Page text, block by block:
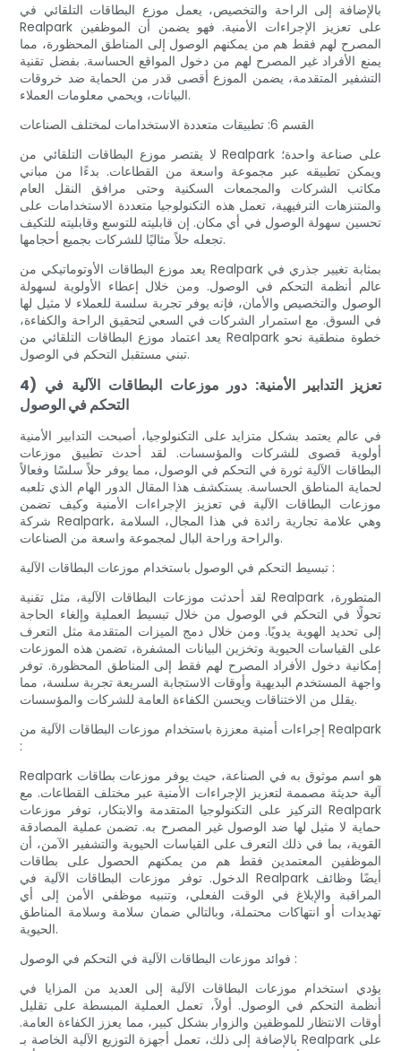
بالإضافة إلى الراحة والتخصيص، يعمل موزع البطاقات التلقائي في
Realpark على تعزيز الإجراءات الأمنية. فهو يضمن أن الموظفين
المصرح لهم فقط هم من يمكنهم الوصول إلى المناطق المحظورة، مما
يمنع الأفراد غير المصرح لهم من دخول المواقع الحساسة. بفضل تقنية
التشفير المتقدمة، يضمن الموزع أقصى قدر من الحماية ضد خروقات
البيانات، ويحمي معلومات العملاء.
القسم 6: تطبيقات متعددة الاستخدامات لمختلف الصناعات
لا يقتصر موزع البطاقات التلقائي من Realpark على صناعة واحدة؛
ويمكن تطبيقه عبر مجموعة واسعة من القطاعات. بدءًا من مباني
مكاتب الشركات والمجمعات السكنية وحتى مرافق النقل العام
والمتنزهات الترفيهية، تعمل هذه التكنولوجيا متعددة الاستخدامات على
تحسين سهولة الوصول في أي مكان. إن قابليته للتوسع وقابليته للتكيف
تجعله حلاً مثاليًا للشركات بجميع أحجامها.
يعد موزع البطاقات الأوتوماتيكي من Realpark بمثابة تغيير جذري في
عالم أنظمة التحكم في الوصول. ومن خلال إعطاء الأولوية لسهولة
الوصول والتخصيص والأمان، فإنه يوفر تجربة سلسة للعملاء لا مثيل لها
في السوق. مع استمرار الشركات في السعي لتحقيق الراحة والكفاءة،
يعد اعتماد موزع البطاقات التلقائي من Realpark خطوة منطقية نحو
تبني مستقبل التحكم في الوصول.
4) تعزيز التدابير الأمنية: دور موزعات البطاقات الآلية في
التحكم في الوصول
في عالم يعتمد بشكل متزايد على التكنولوجيا، أصبحت التدابير الأمنية
أولوية قصوى للشركات والمؤسسات. لقد أحدث تطبيق موزعات
البطاقات الآلية ثورة في التحكم في الوصول، مما يوفر حلاً سلسًا وفعالاً
لحماية المناطق الحساسة. يستكشف هذا المقال الدور الهام الذي تلعبه
موزعات البطاقات الآلية في تعزيز الإجراءات الأمنية وكيف تضمن
شركة Realpark، وهي علامة تجارية رائدة في هذا المجال، السلامة
والراحة وراحة البال لمجموعة واسعة من الصناعات.
تبسيط التحكم في الوصول باستخدام موزعات البطاقات الآلية :
لقد أحدثت موزعات البطاقات الآلية، مثل تقنية Realpark المتطورة،
تحولًا في التحكم في الوصول من خلال تبسيط العملية وإلغاء الحاجة
إلى تحديد الهوية يدويًا. ومن خلال دمج الميزات المتقدمة مثل التعرف
على القياسات الحيوية وتخزين البيانات المشفرة، تضمن هذه الموزعات
إمكانية دخول الأفراد المصرح لهم فقط إلى المناطق المحظورة. توفر
واجهة المستخدم البديهية وأوقات الاستجابة السريعة تجربة سلسة، مما
يقلل من الاختناقات ويحسن الكفاءة العامة للشركات والمؤسسات.
إجراءات أمنية معززة باستخدام موزعات البطاقات الآلية من Realpark
:
Realpark هو اسم موثوق به في الصناعة، حيث يوفر موزعات بطاقات
آلية حديثة مصممة لتعزيز الإجراءات الأمنية عبر مختلف القطاعات. مع
التركيز على التكنولوجيا المتقدمة والابتكار، توفر موزعات Realpark
حماية لا مثيل لها ضد الوصول غير المصرح به. تضمن عملية المصادقة
القوية، بما في ذلك التعرف على القياسات الحيوية والتشفير الآمن، أن
الموظفين المعتمدين فقط هم من يمكنهم الحصول على بطاقات
الدخول. توفر موزعات البطاقات الآلية في Realpark أيضًا وظائف
المراقبة والإبلاغ في الوقت الفعلي، وتنبيه موظفي الأمن إلى أي
تهديدات أو انتهاكات محتملة، وبالتالي ضمان سلامة وسلامة المناطق
الحيوية.
فوائد موزعات البطاقات الآلية في التحكم في الوصول :
يؤدي استخدام موزعات البطاقات الآلية إلى العديد من المزايا في
أنظمة التحكم في الوصول. أولاً، تعمل العملية المبسطة على تقليل
أوقات الانتظار للموظفين والزوار بشكل كبير، مما يعزز الكفاءة العامة.
بالإضافة إلى ذلك، تعمل أجهزة التوزيع الآلية الخاصة بـ Realpark على